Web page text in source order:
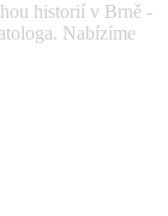
historií v Brně -
Nabízíme